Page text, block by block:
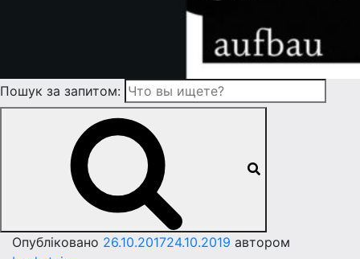
Пошук за запитом:
Опубліковано 26.10.201724.10.2019 автором